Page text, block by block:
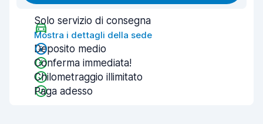
Solo servizio di consegna
Mostra i dettagli della sede
Deposito medio
Conferma immediata!
Chilometraggio illimitato
Paga adesso